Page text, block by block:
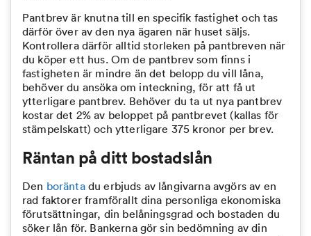
Pantbrev är knutna till en specifik fastighet och tas
därför över av den nya ägaren när huset säljs.
Kontrollera därför alltid storleken på pantbreven när
du köper ett hus. Om de pantbrev som finns i
fastigheten är mindre än det belopp du vill låna,
behöver du ansöka om inteckning, för att få ut
ytterligare pantbrev. Behöver du ta ut nya pantbrev
kostar det 2% av beloppet på pantbrevet (kallas för
stämpelskatt) och ytterligare 375 kronor per brev.
Räntan på ditt bostadslån
Den boräntadu erbjuds av långivarna avgörs av en
rad faktorer framförallt dina personliga ekonomiska
förutsättningar, din belåningsgrad och bostaden du
söker lån för. Bankerna gör sin bedömning av din